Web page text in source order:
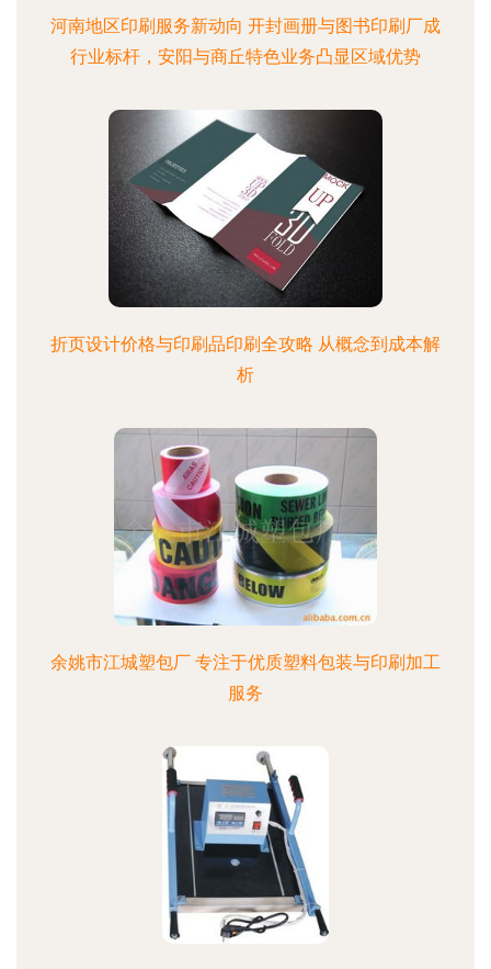
河南地区印刷服务新动向 开封画册与图书印刷厂成
行业标杆，安阳与商丘特色业务凸显区域优势
折页设计价格与印刷品印刷全攻略 从概念到成本解
析
余姚市江城塑包厂 专注于优质塑料包装与印刷加工
服务